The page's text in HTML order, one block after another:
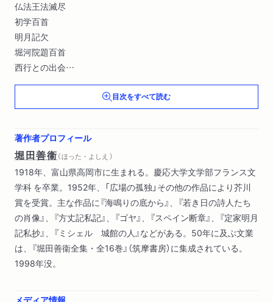
仏法王法滅尽
初学百首
明月記欠
堀河院題百首
西行との出会
花も紅葉もなかりけり
目次をすべて読む
著作者プロフィール
堀田善衞（ ほった・よしえ ）
1918年、富山県高岡市に生まれる。慶応大学文学部フランス文
学科 を卒業。1952年、「広場の孤独」その他の作品により芥川
賞を受賞。主な作品に『海鳴りの底から』、『若き日の詩人たち
の肖像』、『方丈記私記』、『ゴヤ』、『スペイン断章』、『定家明月
記私抄』、『ミシェル 城館の人』などがある。50年に及ぶ文業
は、『堀田善衞全集・全16巻』（筑摩書房）に集成されている。
1998年没。
メディア情報